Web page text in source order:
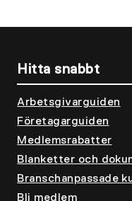
Hitta snabbt
Arbetsgivarguiden
Företagarguiden
Medlemsrabatter
Blanketter och
Branschanpassade
Bli medlem